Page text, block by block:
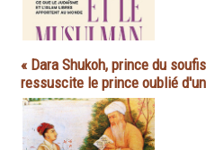
« Dara Shukoh, prince du
ressuscite le prince oublié